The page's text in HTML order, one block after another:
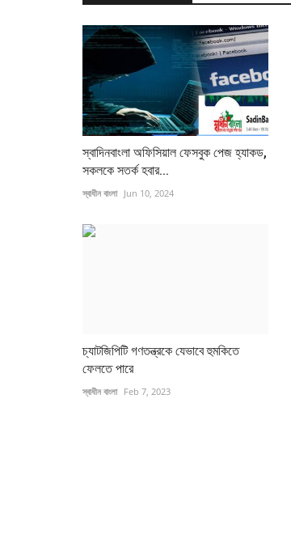
স্বাদিনবাংলা অফিসিয়াল ফেসবুক পেজ হ্যাকড,
সকলকে সতর্ক হবার...
স্বাধীন বাংলা Jun 10, 2024
চ্যাটজিপিটি গণতন্ত্রকে যেভাবে হুমকিতে
ফেলতে পারে
স্বাধীন বাংলা Feb 7, 2023